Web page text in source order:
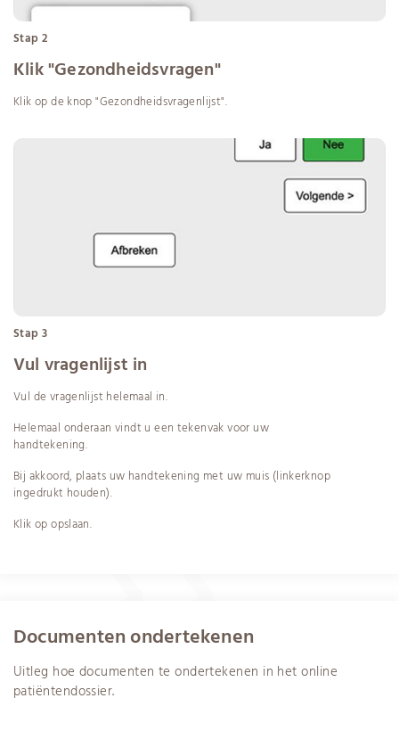
Stap 2
Klik "Gezondheidsvragen"
Klik op de knop "Gezondheidsvragenlijst".
Stap 3
Vul vragenlijst in
Vul de vragenlijst helemaal in.
Helemaal onderaan vindt u een tekenvak voor uw
handtekening.
Bij akkoord, plaats uw handtekening met uw muis (linkerknop
ingedrukt houden).
Klik op opslaan.
Documenten ondertekenen
Uitleg hoe documenten te ondertekenen in het online
patiëntendossier.